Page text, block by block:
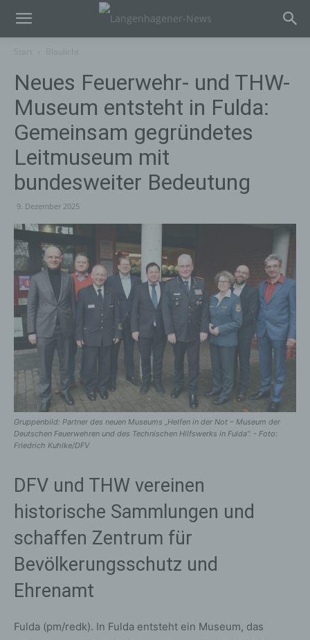
Neues Feuerwehr- und THW-
Museum entsteht in Fulda:
Gemeinsam gegründetes
Leitmuseum mit
bundesweiter Bedeutung
9. Dezember 2025
Gruppenbild: Partner des neuen Museums „Helfen in der Not – Museum der
Deutschen Feuerwehren und des Technischen Hilfswerks in Fulda“. - Foto:
Friedrich Kuhlke/DFV
DFV und THW vereinen
historische Sammlungen und
schaffen Zentrum für
Bevölkerungsschutz und
Ehrenamt
Fulda (pm/redk). In Fulda entsteht ein Museum, das